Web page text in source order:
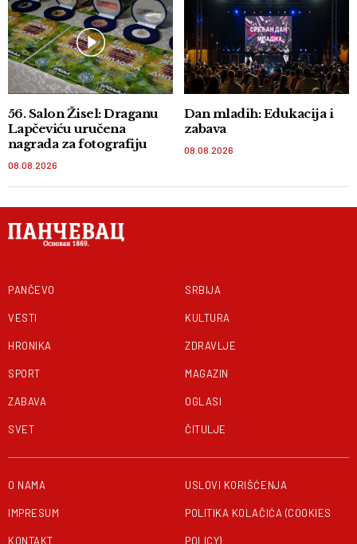
56. Salon Žisel: Draganu
Lapčeviću uručena
nagrada za fotografiju
08.08.2026
Dan mladih: Edukacija i
zabava
08.08.2026
PANČEVO
VESTI
HRONIKA
SPORT
ZABAVA
SVET
SRBIJA
KULTURA
ZDRAVLJE
MAGAZIN
OGLASI
ČITULJE
O NAMA
IMPRESUM
KONTAKT
USLOVI KORIŠĆENJA
POLITIKA KOLAČIĆA (COOKIES
POLICY)